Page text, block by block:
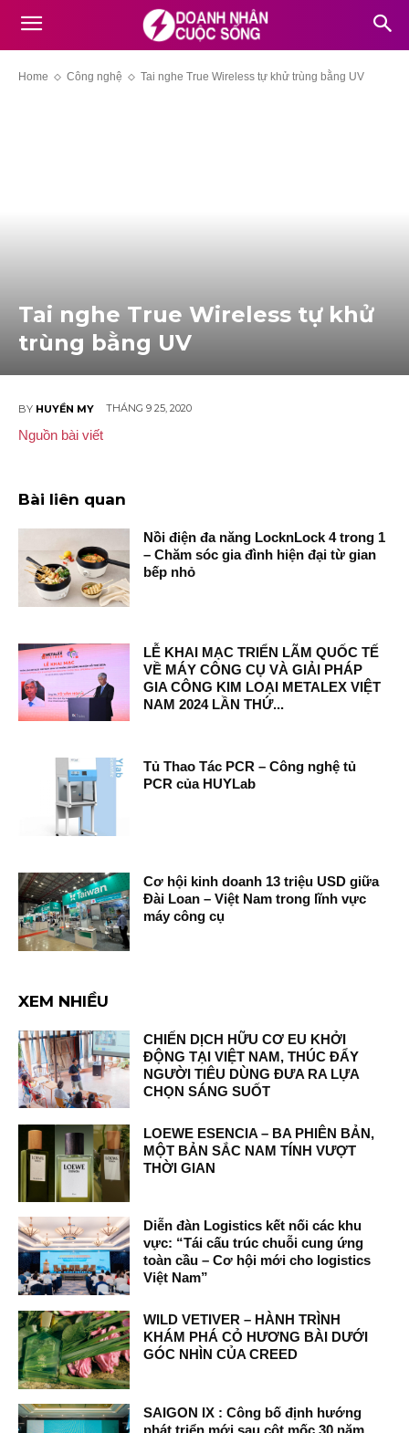
Home Công nghệ Tai nghe True Wireless tự khử trùng bằng UV
Tai nghe True Wireless tự khử
trùng bằng UV
BY HUYỀN MY THÁNG 9 25, 2020
Nguồn bài viết
Bài liên quan
Nồi điện đa năng LocknLock 4 trong 1
– Chăm sóc gia đình hiện đại từ gian
bếp nhỏ
LỄ KHAI MẠC TRIỂN LÃM QUỐC TẾ
VỀ MÁY CÔNG CỤ VÀ GIẢI PHÁP
GIA CÔNG KIM LOẠI METALEX VIỆT
NAM 2024 LẦN THỨ...
Tủ Thao Tác PCR – Công nghệ tủ
PCR của HUYLab
Cơ hội kinh doanh 13 triệu USD giữa
Đài Loan – Việt Nam trong lĩnh vực
máy công cụ
XEM NHIỀU
CHIẾN DỊCH HỮU CƠ EU KHỞI
ĐỘNG TẠI VIỆT NAM, THÚC ĐẨY
NGƯỜI TIÊU DÙNG ĐƯA RA LỰA
CHỌN SÁNG SUỐT
LOEWE ESENCIA – BA PHIÊN BẢN,
MỘT BẢN SẮC NAM TÍNH VƯỢT
THỜI GIAN
Diễn đàn Logistics kết nối các khu
vực: “Tái cấu trúc chuỗi cung ứng
toàn cầu – Cơ hội mới cho logistics
Việt Nam”
WILD VETIVER – HÀNH TRÌNH
KHÁM PHÁ CỎ HƯƠNG BÀI DƯỚI
GÓC NHÌN CỦA CREED
SAIGON IX : Công bố định hướng